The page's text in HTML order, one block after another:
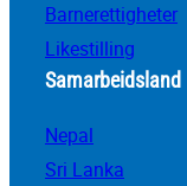
Barnerettigheter
Likestilling
Samarbeidsland
Nepal
Sri Lanka